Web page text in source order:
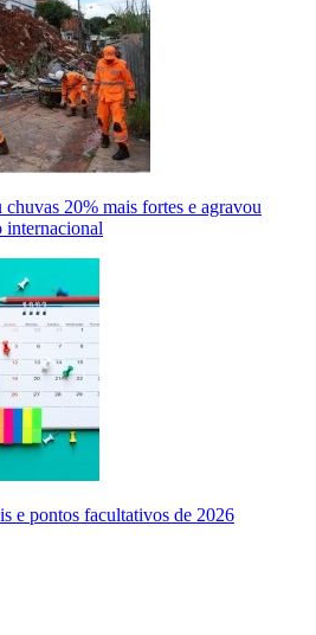
20% mais fortes e agravou
internacional
e pontos facultativos de 2026